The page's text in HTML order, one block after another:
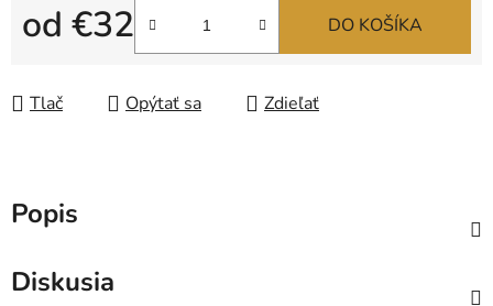
od €32
Jednotková cena:
DO KOŠÍKA
Tlač Opýtať sa Zdieľať
Popis
Diskusia